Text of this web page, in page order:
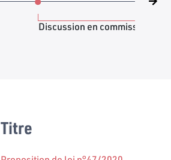
Discussion en commission
Titre